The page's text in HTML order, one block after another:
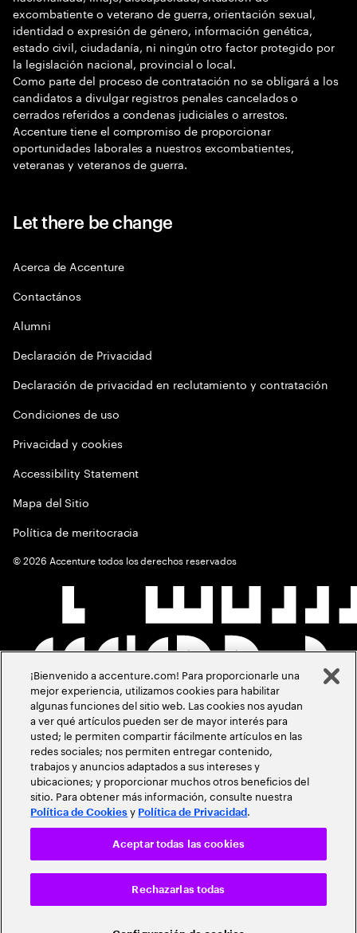
excombatiente o veterano de guerra, orientación sexual,
identidad o expresión de género, información genética,
estado civil, ciudadanía, ni ningún otro factor protegido por
la legislación nacional, provincial o local.
Como parte del proceso de contratación no se obligará a los
candidatos a divulgar registros penales cancelados o
cerrados referidos a condenas judiciales o arrestos.
Accenture tiene el compromiso de proporcionar
oportunidades laborales a nuestros excombatientes,
veteranas y veteranos de guerra.
Let there be change
Acerca de Accenture
Contactános
Alumni
Declaración de Privacidad
Declaración de privacidad en reclutamiento y contratación
Condiciones de uso
Privacidad y cookies
Accessibility Statement
Mapa del Sitio
Política de meritocracia
©2026 Accenture todos los derechos reservados
¡Bienvenido a accenture.com! Para proporcionarle una
mejor experiencia, utilizamos cookies para habilitar
algunas funciones del sitio web. Las cookies nos ayudan
a ver qué artículos pueden ser de mayor interés para
usted; le permiten compartir fácilmente artículos en las
redes sociales; nos permiten entregar contenido,
trabajos y anuncios adaptados a sus intereses y
ubicaciones; y proporcionar muchos otros beneficios del
sitio. Para obtener más información, consulte nuestra
Política de Cookies y Política de Privacidad .
Rechazarlas todas
Aceptar todas las cookies